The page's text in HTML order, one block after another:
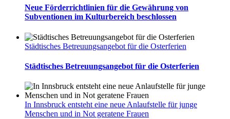
Neue Förderrichtlinien für die Gewährung von
Subventionen im Kulturbereich beschlossen
Städtisches Betreuungsangebot für die Osterferien
Städtisches Betreuungsangebot für die Osterferien
In Innsbruck entsteht eine neue Anlaufstelle für junge
Menschen und in Not geratene Frauen